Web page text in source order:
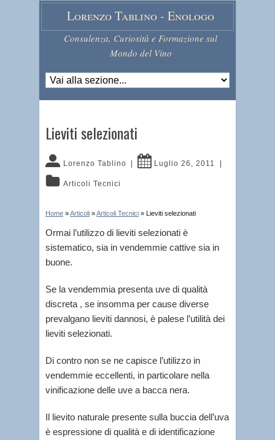
Lorenzo Tablino - Enologo
Consulenza, Curiosità e Formazione sul
Mondo del Vino
Lieviti selezionati
Lorenzo Tablino Luglio 26, 2011
Articoli Tecnici
Home »Articoli »Articoli Tecnici » Lieviti selezionati
Ormai l’utilizzo di lieviti selezionati è
sistematico, sia in vendemmie cattive sia in
buone.
Se la vendemmia presenta uve di qualità
discreta , se insomma per cause diverse
prevalgano lieviti dannosi, è palese l’utilità dei
lieviti selezionati.
Di contro non se ne capisce l’utilizzo in
vendemmie eccellenti, in particolare nella
vinificazione delle uve a bacca nera.
Il lievito naturale presente sulla buccia dell’uva
è espressione di qualità e di identificazione